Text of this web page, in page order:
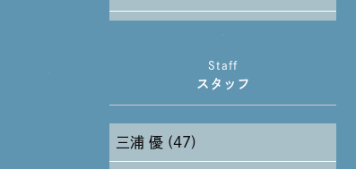
2024年9月 (11)
2024年8月 (11)
2024年7月 (11)
Staff
スタッフ
三浦 優 (47)